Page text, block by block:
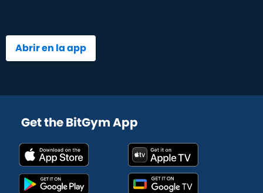
Abrir en la app
Get the BitGym App